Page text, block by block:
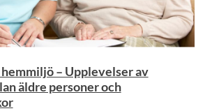
– Upplevelser av
äldre personer och